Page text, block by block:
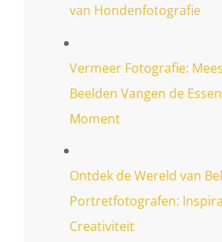
van Hondenfotografie
Vermeer Fotografie:
Beelden Vangen de
Moment
Ontdek de Wereld van
Portretfotografen:
Creativiteit